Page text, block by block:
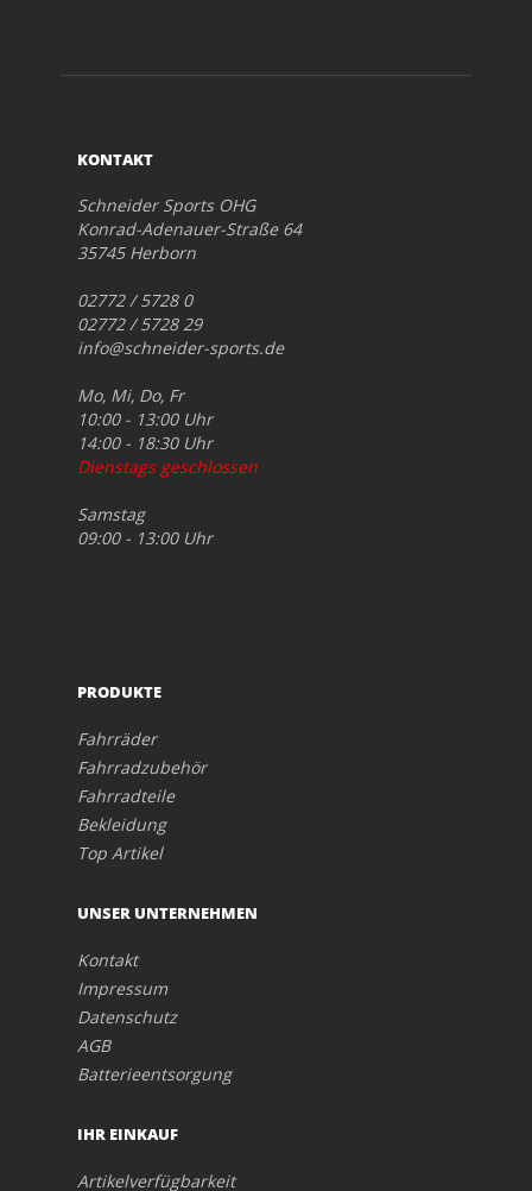
KONTAKT
Schneider Sports OHG
Konrad-Adenauer-Straße 64
35745 Herborn
02772 / 5728 0
02772 / 5728 29
info@schneider-sports.de
Mo, Mi, Do, Fr
10:00 - 13:00 Uhr
14:00 - 18:30 Uhr
Dienstags geschlossen
Samstag
09:00 - 13:00 Uhr
PRODUKTE
Fahrräder
Fahrradzubehör
Fahrradteile
Bekleidung
Top Artikel
UNSER UNTERNEHMEN
Kontakt
Impressum
Datenschutz
AGB
Batterieentsorgung
IHR EINKAUF
Artikelverfügbarkeit